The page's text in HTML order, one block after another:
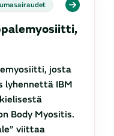
josta
lyhennettä IBM
Body Myositis.
viittaa